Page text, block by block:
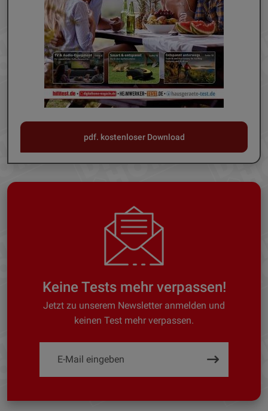
pdf. kostenloser Download
Keine Tests mehr verpassen!
Jetzt zu unserem Newsletter anmelden und
keinen Test mehr verpassen.